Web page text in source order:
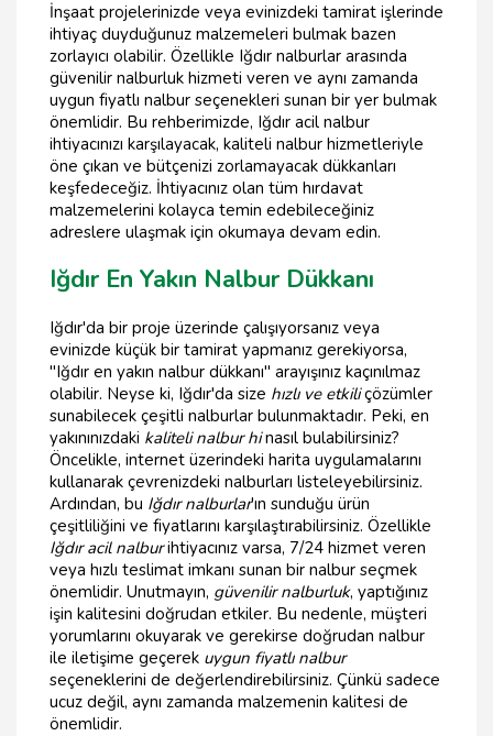
İnşaat projelerinizde veya evinizdeki tamirat işlerinde
ihtiyaç duyduğunuz malzemeleri bulmak bazen
zorlayıcı olabilir. Özellikle Iğdır nalburlar arasında
güvenilir nalburluk hizmeti veren ve aynı zamanda
uygun fiyatlı nalbur seçenekleri sunan bir yer bulmak
önemlidir. Bu rehberimizde, Iğdır acil nalbur
ihtiyacınızı karşılayacak, kaliteli nalbur hizmetleriyle
öne çıkan ve bütçenizi zorlamayacak dükkanları
keşfedeceğiz. İhtiyacınız olan tüm hırdavat
malzemelerini kolayca temin edebileceğiniz
adreslere ulaşmak için okumaya devam edin.
Iğdır En Yakın Nalbur Dükkanı
Iğdır'da bir proje üzerinde çalışıyorsanız veya
evinizde küçük bir tamirat yapmanız gerekiyorsa,
"Iğdır en yakın nalbur dükkanı" arayışınız kaçınılmaz
olabilir. Neyse ki, Iğdır'da size hızlı ve etkiliçözümler
sunabilecek çeşitli nalburlar bulunmaktadır. Peki, en
yakınınızdaki kaliteli nalbur hinasıl bulabilirsiniz?
Öncelikle, internet üzerindeki harita uygulamalarını
kullanarak çevrenizdeki nalburları listeleyebilirsiniz.
Ardından, bu Iğdır nalburlar'ın sunduğu ürün
çeşitliliğini ve fiyatlarını karşılaştırabilirsiniz. Özellikle
Iğdır acil nalburihtiyacınız varsa, 7/24 hizmet veren
veya hızlı teslimat imkanı sunan bir nalbur seçmek
önemlidir. Unutmayın, güvenilir nalburluk, yaptığınız
işin kalitesini doğrudan etkiler. Bu nedenle, müşteri
yorumlarını okuyarak ve gerekirse doğrudan nalbur
ile iletişime geçerek uygun fiyatlı nalbur
seçeneklerini de değerlendirebilirsiniz. Çünkü sadece
ucuz değil, aynı zamanda malzemenin kalitesi de
önemlidir.